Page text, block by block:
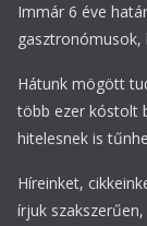
Immár 6 éve
gasztronómusok,
Hátunk mögött
több ezer kóstolt
hitelesnek is
Híreinket,
írjuk